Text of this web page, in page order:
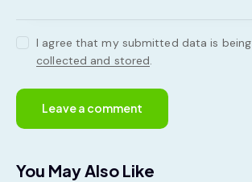
I agree that my submitted data is being
collected and stored.
You May Also Like